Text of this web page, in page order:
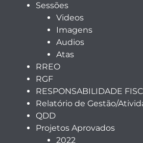
Sessões
Videos
Imagens
Audios
Atas
RREO
RGF
RESPONSABILIDADE
Relatório de Gestão/
QDD
Projetos Aprovados
2022